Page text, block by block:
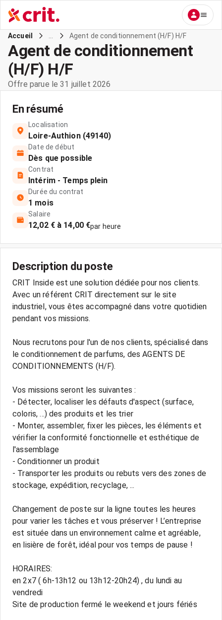
Accueil Agent de conditionnement (H/F) H/F
Agent de conditionnement
(H/F) H/F
Offre parue le 31 juillet 2026
En résumé
Localisation
Loire-Authion (49140)
Date de début
Dès que possible
Contrat
Intérim - Temps plein
Durée du contrat
1 mois
Salaire
12,02 € à 14,00 €par heure
Description du poste
CRIT Inside est une solution dédiée pour nos clients.
Avec un référent CRIT directement sur le site
industriel, vous êtes accompagné dans votre quotidien
pendant vos missions.
Nous recrutons pour l'un de nos clients, spécialisé dans
le conditionnement de parfums, des AGENTS DE
CONDITIONNEMENTS (H/F).
Vos missions seront les suivantes :
- Détecter, localiser les défauts d'aspect (surface,
coloris, ...) des produits et les trier
- Monter, assembler, fixer les pièces, les éléments et
vérifier la conformité fonctionnelle et esthétique de
l'assemblage
- Conditionner un produit
- Transporter les produits ou rebuts vers des zones de
stockage, expédition, recyclage, ...
Changement de poste sur la ligne toutes les heures
pour varier les tâches et vous préserver ! L’entreprise
est située dans un environnement calme et agréable,
en lisière de forêt, idéal pour vos temps de pause !
HORAIRES:
en 2x7 ( 6h-13h12 ou 13h12-20h24) , du lundi au
vendredi
Site de production fermé le weekend et jours fériés